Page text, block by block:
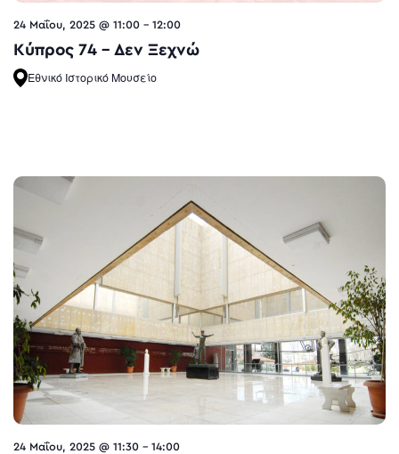
24 Μαΐου, 2025 @ 11:00 - 12:00
Κύπρος 74 – Δεν Ξεχνώ
Εθνικό Ιστορικό Μουσείο
24 Μαΐου, 2025 @ 11:30 - 14:00